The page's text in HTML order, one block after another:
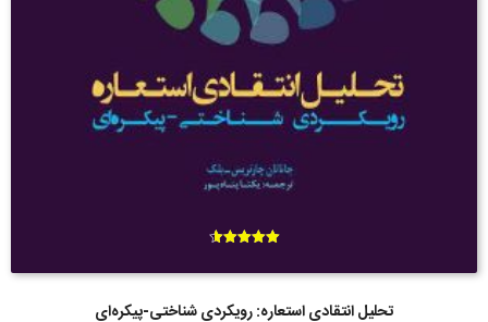
تحلیل انتقادی استعاره: رویکردی شناختی-پیکره‌ای
از 5